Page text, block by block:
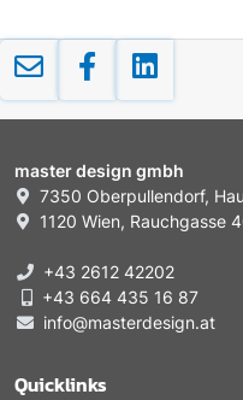
master design gmbh
7350 Oberpullendorf,
1120 Wien, Rauchgasse
+43 2612 42202
+43 664 435 16 87
info@masterdesign.at
Quicklinks